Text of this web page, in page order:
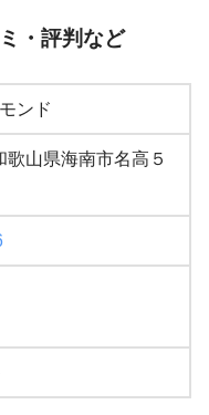
・評判など
ンド
歌山県海南市名高５